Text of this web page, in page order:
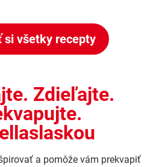
si všetky recepty
Zdieľajte.
a pomôže vám prekvapiť